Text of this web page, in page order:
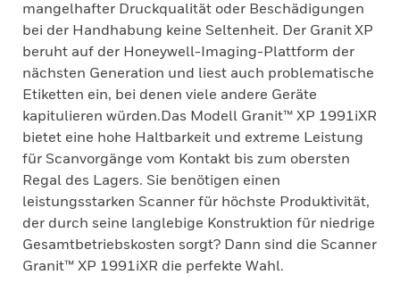
mangelhafter Druckqualität oder Beschädigungen
bei der Handhabung keine Seltenheit. Der Granit XP
beruht auf der Honeywell-Imaging-Plattform der
nächsten Generation und liest auch problematische
Etiketten ein, bei denen viele andere Geräte
kapitulieren würden.Das Modell Granit™ XP 1991iXR
bietet eine hohe Haltbarkeit und extreme Leistung
für Scanvorgänge vom Kontakt bis zum obersten
Regal des Lagers. Sie benötigen einen
leistungsstarken Scanner für höchste Produktivität,
der durch seine langlebige Konstruktion für niedrige
Gesamtbetriebskosten sorgt? Dann sind die Scanner
Granit™ XP 1991iXR die perfekte Wahl.